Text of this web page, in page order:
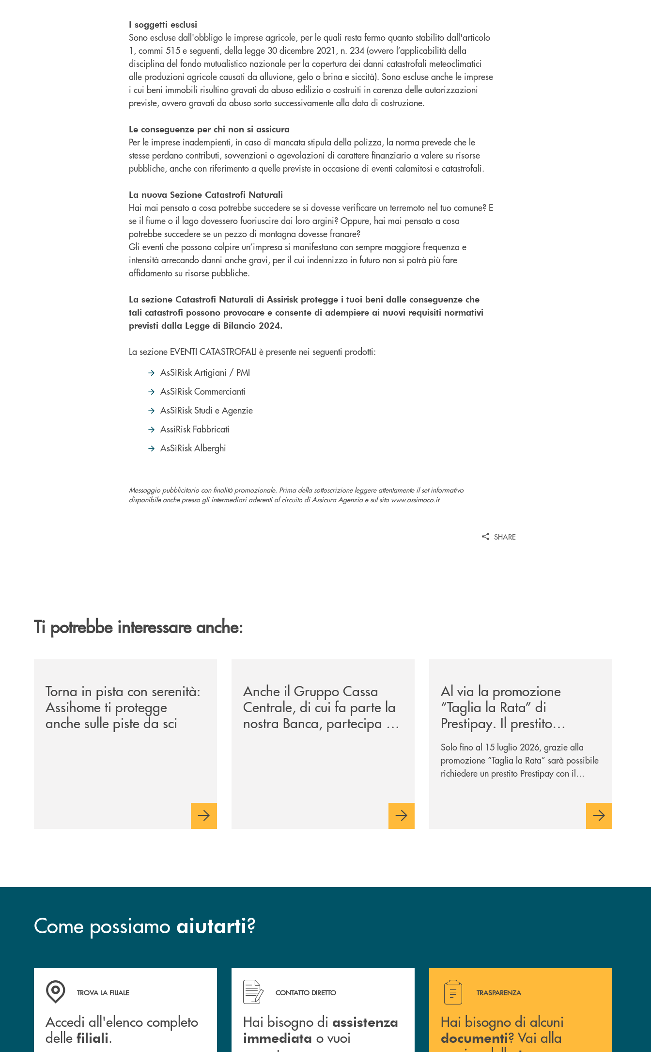
I soggetti esclusi
Sono escluse dall'obbligo le imprese agricole, per le quali resta fermo quanto stabilito dall'articolo
1, commi 515 e seguenti, della legge 30 dicembre 2021, n. 234 (ovvero l’applicabilità della
disciplina del fondo mutualistico nazionale per la copertura dei danni catastrofali meteoclimatici
alle produzioni agricole causati da alluvione, gelo o brina e siccità). Sono escluse anche le imprese
i cui beni immobili risultino gravati da abuso edilizio o costruiti in carenza delle autorizzazioni
previste, ovvero gravati da abuso sorto successivamente alla data di costruzione.
Le conseguenze per chi non si assicura
Per le imprese inadempienti, in caso di mancata stipula della polizza, la norma prevede che le
stesse perdano contributi, sovvenzioni o agevolazioni di carattere finanziario a valere su risorse
pubbliche, anche con riferimento a quelle previste in occasione di eventi calamitosi e catastrofali.
La nuova Sezione Catastrofi Naturali
Hai mai pensato a cosa potrebbe succedere se si dovesse verificare un terremoto nel tuo comune? E
se il fiume o il lago dovessero fuoriuscire dai loro argini? Oppure, hai mai pensato a cosa
potrebbe succedere se un pezzo di montagna dovesse franare?
Gli eventi che possono colpire un’impresa si manifestano con sempre maggiore frequenza e
intensità arrecando danni anche gravi, per il cui indennizzo in futuro non si potrà più fare
affidamento su risorse pubbliche.
La sezione Catastrofi Naturali di Assirisk protegge i tuoi beni dalle conseguenze che
tali catastrofi possono provocare e consente di adempiere ai nuovi requisiti normativi
previsti dalla Legge di Bilancio 2024.
La sezione EVENTI CATASTROFALI è presente nei seguenti prodotti:
AsSìRisk Artigiani / PMI
AsSìRisk Commercianti
AsSìRisk Studi e Agenzie
AssiRisk Fabbricati
AsSìRisk Alberghi
Messaggio pubblicitario con finalità promozionale. Prima della sottoscrizione leggere attentamente il set informativo
disponibile anche presso gli intermediari aderenti al circuito di Assicura Agenzia e sul sito www.assimoco.it
SHARE
Ti potrebbe interessare anche:
Torna in pista con serenità:
Assihome ti protegge
anche sulle piste da sci
Anche il Gruppo Cassa
Centrale, di cui fa parte la
nostra Banca, partecipa a
EUR.BANK, il progetto di
Al via la promozione
“Taglia la Rata” di
Prestipay. Il prestito
personale che si fa in due
per te!
Solo fino al 15 luglio 2026, grazie alla
promozione “Taglia la Rata” sarà possibile
richiedere un prestito Prestipay con il
Come possiamo aiutarti?
Accedi all'elenco completo delle filiali .
TROVA LA FILIALE
Accedi all'elenco completo
delle filiali.
Hai bisogno di assistenza immediata o vuoi prenotare un appuntamento presso una nostra filiale? Contattaci !
CONTATTO DIRETTO
Hai bisogno di assistenza
immediata o vuoi
Hai bisogno di alcuni documenti ? Vai alla pagina della
TRASPARENZA
Hai bisogno di alcuni
documenti? Vai alla